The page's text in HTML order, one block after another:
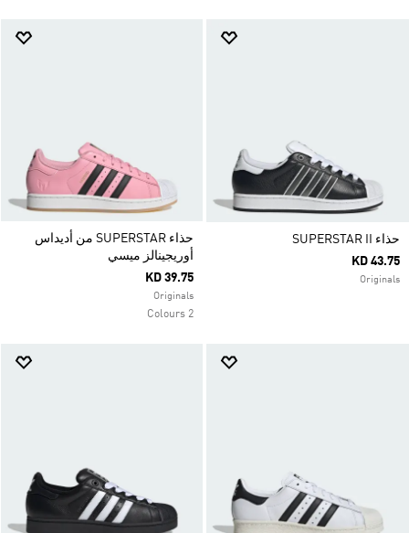
حذاء SUPERSTAR II
KD 43.75
Originals
حذاء SUPERSTAR من أديداس
أوريجينالز ميسي
KD 39.75
Originals
2 Colours